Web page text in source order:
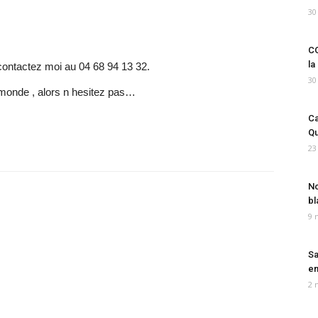
moi au 04 68 94 13 32.
, alors n hesitez pas…
9
2